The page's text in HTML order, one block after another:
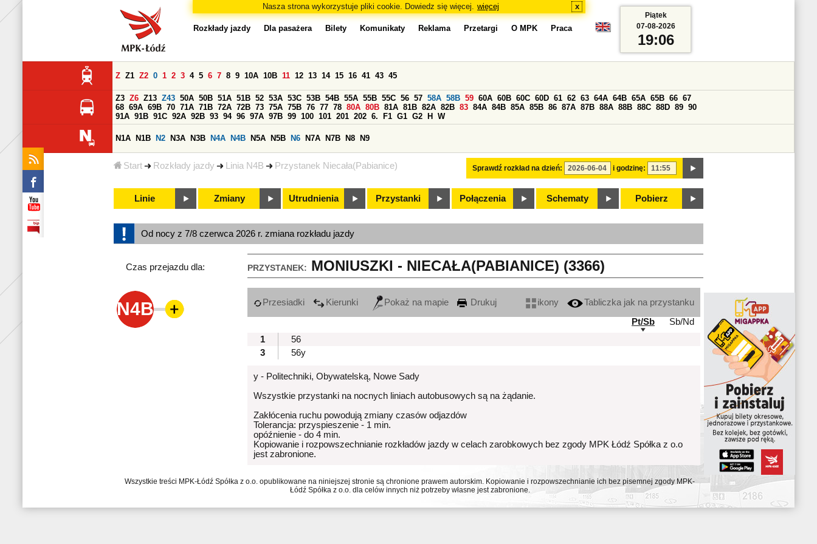
Nasza strona wykorzystuje pliki cookie. Dowiedz się więcej. więcej x
Start Rozkłady jazdy Linia N4B Przystanek Niecała(Pabianice)
Rozkłady jazdy Dla pasażera Bilety Komunikaty Reklama Przetargi O MPK Praca
Sprawdź rozkład na dzień: i godzinę:
Z Z1 Z2 0 1 2 3 4 5 6 7 8 9 10A 10B 11 12 13 14 15 16 41 43 45
Z3 Z6 Z13 Z43 50A 50B 51A 51B 52 53A 53C 53B 54B 55A 55B 55C 56 57 58A 58B 59 60A 60B 60C 60D 61 62 63 64A 64B 65A 65B 66 67
68 69A 69B 70 71A 71B 72A 72B 73 75A 75B 76 77 78 80A 80B 81A 81B 82A 82B 83 84A 84B 85A 85B 86 87A 87B 88A 88B 88C 88D 89 90
91A 91B 91C 92A 92B 93 94 96 97A 97B 99 100 101 201 202 6. F1 G1 G2 H W
N1A N1B N2 N3A N3B N4A N4B N5A N5B N6 N7A N7B N8 N9
Linie Zmiany Utrudnienia Przystanki Połączenia Schematy Pobierz
Piątek
07-08-2026
19:06
Od nocy z 7/8 czerwca 2026 r. zmiana rozkładu jazdy
PRZYSTANEK: MONIUSZKI - NIECAŁA(PABIANICE) (3366)
Czas przejazdu dla:
N4B Przesiadki Kierunki Pokaż na mapie Drukuj ikony
Tabliczka jak na przystanku
Pt/Sb
Sb/Nd
1
56
3
56y
y - Politechniki, Obywatelską, Nowe Sady
Wszystkie przystanki na nocnych liniach autobusowych są na żądanie.
Zakłócenia ruchu powodują zmiany czasów odjazdów
Tolerancja: przyspieszenie - 1 min.
opóźnienie - do 4 min.
Kopiowanie i rozpowszechnianie rozkładów jazdy w celach zarobkowych bez zgody MPK Łódź Spółka z o.o
jest zabronione.
Wszystkie treści MPK-Łódź Spółka z o.o. opublikowane na niniejszej stronie są chronione prawem autorskim. Kopiowanie i rozpowszechnianie ich bez pisemnej zgody MPK-
Łódź Spółka z o.o. dla celów innych niż potrzeby własne jest zabronione.